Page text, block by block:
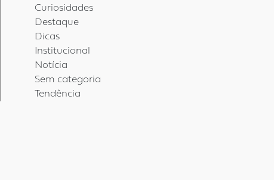
Curiosidades
Destaque
Dicas
Institucional
Notícia
Sem categoria
Tendência